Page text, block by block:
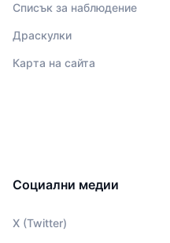
Списък за наблюдение
Драскулки
Карта на сайта
Социални медии
X (Twitter)